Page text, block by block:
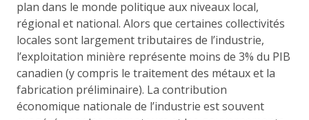
plan dans le monde politique aux niveaux local,
régional et national. Alors que certaines collectivités
locales sont largement tributaires de l’industrie,
l’exploitation minière représente moins de 3% du PIB
canadien (y compris le traitement des métaux et la
fabrication préliminaire). La contribution
économique nationale de l’industrie est souvent